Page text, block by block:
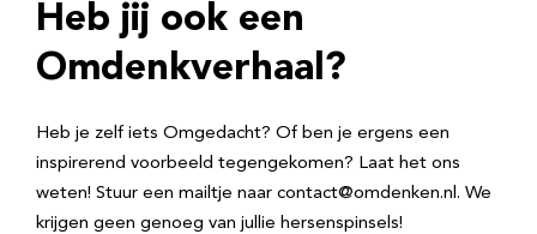
r
e
Heb jij ook een
Omdenkverhaal?
Heb je zelf iets Omgedacht? Of ben je ergens een
inspirerend voorbeeld tegengekomen? Laat het ons
weten! Stuur een mailtje naar contact@omdenken.nl. We
krijgen geen genoeg van jullie hersenspinsels!